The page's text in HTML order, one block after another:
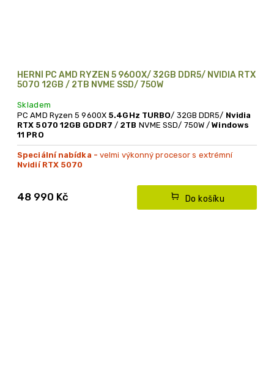
HERNÍ PC AMD RYZEN 5 9600X/ 32GB DDR5/ NVIDIA RTX
5070 12GB / 2TB NVME SSD/ 750W
Skladem
48 990 Kč Do košíku
PC AMD Ryzen 5 9600X 5.4GHz TURBO/ 32GB DDR5/ Nvidia
RTX 5070 12GB GDDR7 / 2TB NVME SSD/ 750W /Windows
11 PRO
Speciální nabídka - velmi výkonný procesor s extrémní
Nvidií RTX 5070